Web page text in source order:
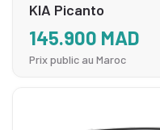
KIA Picanto
145.900 MAD
Prix public au Maroc